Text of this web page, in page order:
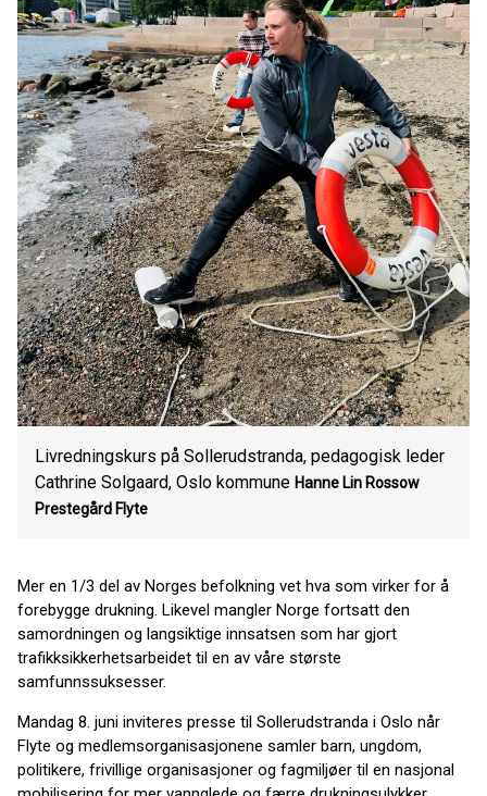
Livredningskurs på Sollerudstranda, pedagogisk leder
Cathrine Solgaard, Oslo kommune Hanne Lin Rossow
Prestegård Flyte
Mer en 1/3 del av Norges befolkning vet hva som virker for å
forebygge drukning. Likevel mangler Norge fortsatt den
samordningen og langsiktige innsatsen som har gjort
trafikksikkerhetsarbeidet til en av våre største
samfunnssuksesser.
Mandag 8. juni inviteres presse til Sollerudstranda i Oslo når
Flyte og medlemsorganisasjonene samler barn, ungdom,
politikere, frivillige organisasjoner og fagmiljøer til en nasjonal